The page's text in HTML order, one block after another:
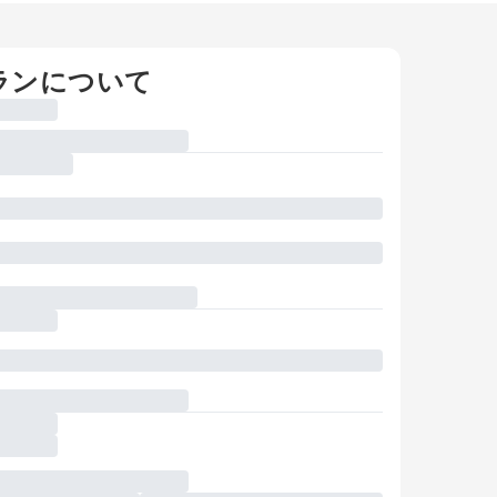
ンについて